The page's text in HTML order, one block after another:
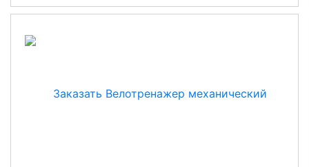
Тренажер силовой детский Плечи сидя, Baby Gym